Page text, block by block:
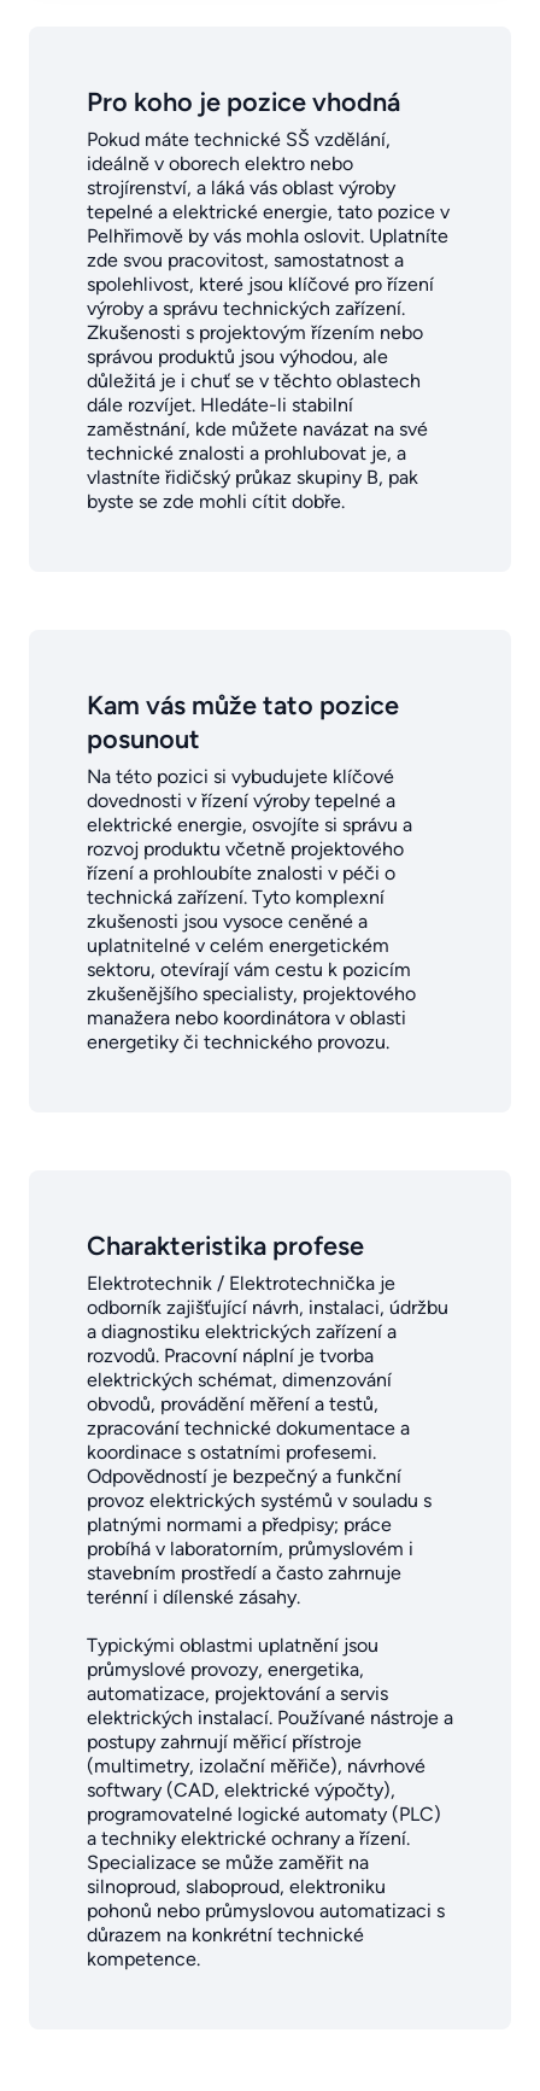
Pro koho je pozice vhodná
Pokud máte technické SŠ vzdělání,
ideálně v oborech elektro nebo
strojírenství, a láká vás oblast výroby
tepelné a elektrické energie, tato pozice v
Pelhřimově by vás mohla oslovit. Uplatníte
zde svou pracovitost, samostatnost a
spolehlivost, které jsou klíčové pro řízení
výroby a správu technických zařízení.
Zkušenosti s projektovým řízením nebo
správou produktů jsou výhodou, ale
důležitá je i chuť se v těchto oblastech
dále rozvíjet. Hledáte-li stabilní
zaměstnání, kde můžete navázat na své
technické znalosti a prohlubovat je, a
vlastníte řidičský průkaz skupiny B, pak
byste se zde mohli cítit dobře.
Kam vás může tato pozice
posunout
Na této pozici si vybudujete klíčové
dovednosti v řízení výroby tepelné a
elektrické energie, osvojíte si správu a
rozvoj produktu včetně projektového
řízení a prohloubíte znalosti v péči o
technická zařízení. Tyto komplexní
zkušenosti jsou vysoce ceněné a
uplatnitelné v celém energetickém
sektoru, otevírají vám cestu k pozicím
zkušenějšího specialisty, projektového
manažera nebo koordinátora v oblasti
energetiky či technického provozu.
Charakteristika profese
Elektrotechnik / Elektrotechnička je
odborník zajišťující návrh, instalaci, údržbu
a diagnostiku elektrických zařízení a
rozvodů. Pracovní náplní je tvorba
elektrických schémat, dimenzování
obvodů, provádění měření a testů,
zpracování technické dokumentace a
koordinace s ostatními profesemi.
Odpovědností je bezpečný a funkční
provoz elektrických systémů v souladu s
platnými normami a předpisy; práce
probíhá v laboratorním, průmyslovém i
stavebním prostředí a často zahrnuje
terénní i dílenské zásahy.
Typickými oblastmi uplatnění jsou
průmyslové provozy, energetika,
automatizace, projektování a servis
elektrických instalací. Používané nástroje a
postupy zahrnují měřicí přístroje
(multimetry, izolační měřiče), návrhové
softwary (CAD, elektrické výpočty),
programovatelné logické automaty (PLC)
a techniky elektrické ochrany a řízení.
Specializace se může zaměřit na
silnoproud, slaboproud, elektroniku
pohonů nebo průmyslovou automatizaci s
důrazem na konkrétní technické
kompetence.